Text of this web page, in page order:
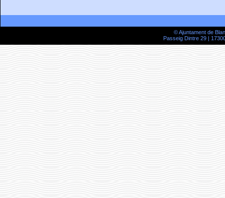
© Ajuntament de
Passeig Dintre 29 |